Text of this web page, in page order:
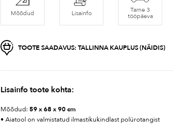
Mõõdud Lisainfo
Tarne 3
tööpäeva
TOOTE SAADAVUS:TALLINNA KAUPLUS (NÄIDIS)
Lisainfo toote kohta:
Mõõdud: 59 x 68 x 90 cm
• Aiatool on valmistatud ilmastikukindlast polürotangist